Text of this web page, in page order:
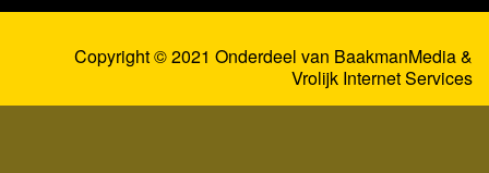
Copyright © 2021 Onderdeel van BaakmanMedia&
Vrolijk Internet Services